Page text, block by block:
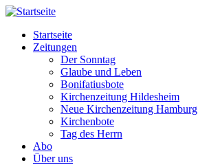
Direkt
Inhalt
Main
navigation
Startseite
Zeitungen
Der Sonntag
Glaube und Leben
Bonifatiusbote
Kirchenzeitung Hildesheim
Neue Kirchenzeitung Hamburg
Kirchenbote
Tag des Herrn
Abo
Über uns